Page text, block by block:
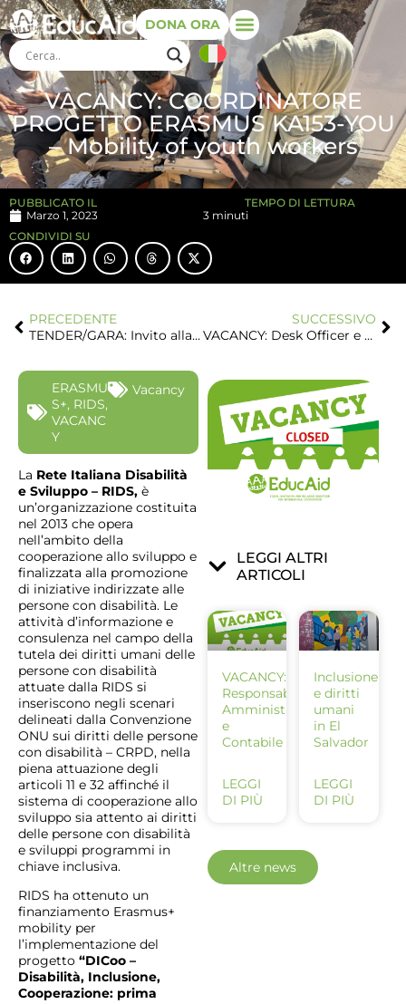
DONA ORA
VACANCY: COORDINATORE
PROGETTO ERASMUS KA153-YOU
– Mobility of youth workers
PUBBLICATO IL
Marzo 1, 2023
TEMPO DI LETTURA
3 minuti
CONDIVIDI SU
PRECEDENTE
TENDER/GARA: Invito alla presentazione di offerte per il monitoraggio esterno indipendente in relazione al progetto “TEAM!” – AID 12590/02/2
SUCCESSIVO
VACANCY: Desk Officer e Responsabile Programmi
ERASMU
S+, RIDS,
VACANC
Y
Vacancy
La Rete Italiana Disabilità
e Sviluppo – RIDS, è
un’organizzazione costituita
nel 2013 che opera
nell’ambito della
cooperazione allo sviluppo e
finalizzata alla promozione
di iniziative indirizzate alle
persone con disabilità. Le
attività d’informazione e
consulenza nel campo della
tutela dei diritti umani delle
persone con disabilità
attuate dalla RIDS si
inseriscono negli scenari
delineati dalla Convenzione
ONU sui diritti delle persone
con disabilità – CRPD, nella
piena attuazione degli
articoli 11 e 32 affinché il
sistema di cooperazione allo
sviluppo sia attento ai diritti
delle persone con disabilità
e sviluppi programmi in
chiave inclusiva.
RIDS ha ottenuto un
finanziamento Erasmus+
mobility per
l’implementazione del
progetto “DICoo –
Disabilità, Inclusione,
Cooperazione: prima
LEGGI ALTRI
ARTICOLI
VACANCY:
Responsabile
Amministrativo
e
Contabile
LEGGI
DI PIÙ
Inclusione
e diritti
umani
in El
Salvador
LEGGI
DI PIÙ
Altre news